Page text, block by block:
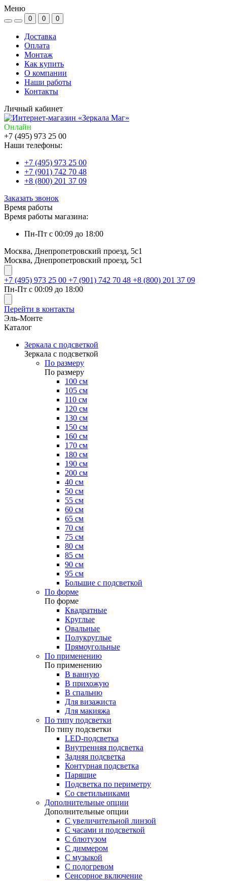
Меню
0 0 0
Доставка
Оплата
Монтаж
Как купить
О компании
Наши работы
Контакты
Личный кабинет
Онлайн
+7 (495) 973 25 00
Наши телефоны:
+7 (495) 973 25 00
+7 (901) 742 70 48
+8 (800) 201 37 09
Заказать звонок
Время работы
Время работы магазина:
Пн-Пт с 00:09 до 18:00
Москва, Днепропетровский проезд, 5с1
Москва, Днепропетровский проезд, 5с1
+7 (495) 973 25 00 +7 (901) 742 70 48 +8 (800) 201 37 09
Пн-Пт с 00:09 до 18:00
Перейти в контакты
Эль-Монте
Каталог
Зеркала с подсветкой
Зеркала с подсветкой
По размеру
По размеру
100 см
105 см
110 см
120 см
130 см
150 см
160 см
170 см
180 см
190 см
200 см
40 см
50 см
55 см
60 см
65 см
70 см
75 см
80 см
85 см
90 см
95 см
Большие с подсветкой
По форме
По форме
Квадратные
Круглые
Овальные
Полукруглые
Прямоугольные
По применению
По применению
В ванную
В прихожую
В спальню
Для визажиста
Для макияжа
По типу подсветки
По типу подсветки
LED-подсветка
Внутренняя подсветка
Задняя подсветка
Контурная подсветка
Парящие
Подсветка по периметру
Со светильниками
Дополнительные опции
Дополнительные опции
C увеличительной линзой
C часами и подсветкой
С блютузом
С диммером
С музыкой
С подогревом
Сенсорное включение